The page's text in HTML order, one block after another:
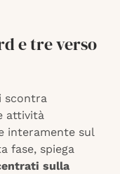
e tre verso
scontra
attività
interamente sul
fase, spiega
sulla